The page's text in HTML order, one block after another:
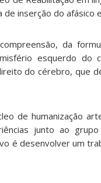
inserção do afásico
da
esquerdo do
do cérebro, que
de humanização
junto ao
é desenvolver um